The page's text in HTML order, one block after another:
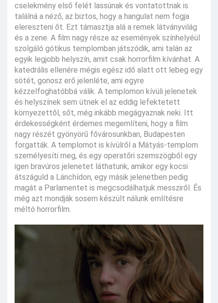
cselekmény első felét lassúnak és vontatottnak is
találná a néző, az biztos, hogy a hangulat nem fogja
elereszteni őt. Ezt támasztja alá a remek látványvilág
és a zene. A film nagy része az események színhelyéül
szolgáló gótikus templomban játszódik, ami talán az
egyik legjobb helyszín, amit csak horrorfilm kívánhat. A
katedrális ellenére mégis egész idő alatt ott lebeg egy
sötét, gonosz erő jelenléte, ami egyre
kézzelfoghatóbbá válik. A templomon kívüli jelenetek
és helyszínek sem ütnek el az eddig lefektetett
környezettől, sőt, még inkább megágyaznak neki. Itt
érdekességként érdemes megemlíteni, hogy a film
nagy részét gyönyörű fővárosunkban, Budapesten
forgatták. A templomot is kívülről a Mátyás-templom
személyesíti meg, és egy operatőri szemszögből egy
igen bravúros jelenetet láthatunk, amikor egy kocsi
átszáguld a Lánchídon, egy másik jelenetben pedig
magát a Parlamentet is megcsodálhatjuk messziről. És
még azt mondják sosem készült nálunk említésre
méltó horrorfilm.